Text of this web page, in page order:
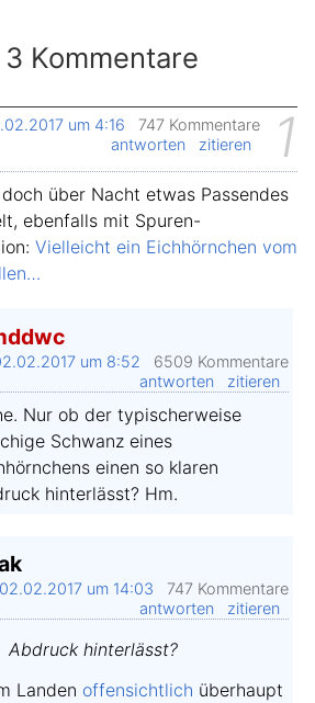
3 Kommentare
1
um 4:16
747 Kommentare
antworten
zitieren
über Nacht etwas Passendes
ebenfalls mit Spuren-
Vielleicht ein Eichhörnchen vom
um 8:52
6509 Kommentare
antworten
zitieren
Nur ob der typischerweise
Schwanz eines
einen so klaren
hinterlässt? Hm.
02.02.2017 um 14:03
747 Kommentare
antworten
zitieren
Abdruck hinterlässt?
Landen offensichtlich überhaupt